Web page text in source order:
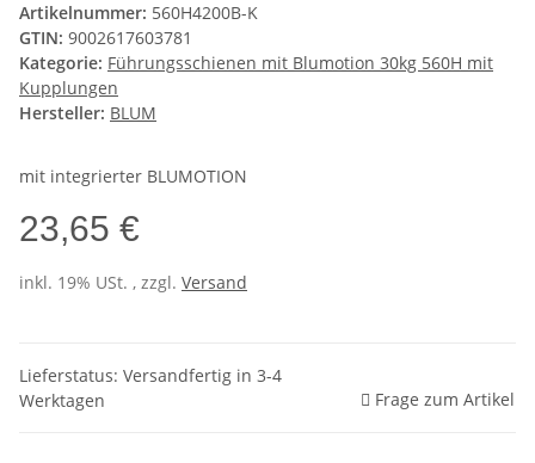
Artikelnummer: 560H4200B-K
GTIN: 9002617603781
Kategorie: Führungsschienen mit Blumotion 30kg 560H mit
Kupplungen
Hersteller: BLUM
mit integrierter BLUMOTION
23,65 €
inkl. 19% USt. , zzgl. Versand
Lieferstatus: Versandfertig in 3-4
Werktagen
Frage zum Artikel